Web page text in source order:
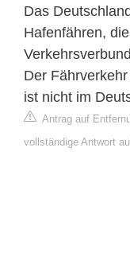
Das
Hafenfähren,
Der
ist nicht im
Antrag auf
vollständige Antwort